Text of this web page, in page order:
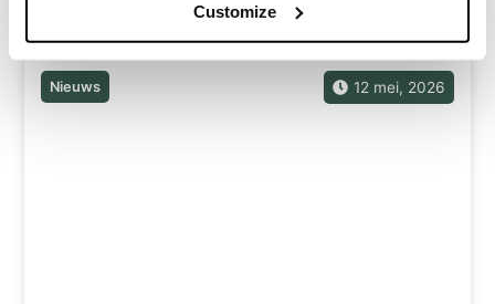
Customize
12 mei, 2026
Nieuws